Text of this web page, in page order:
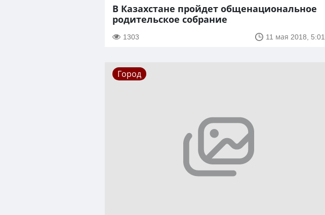
В Казахстане пройдет общенациональное
родительское собрание
1303 11 мая 2018, 5:01
Город